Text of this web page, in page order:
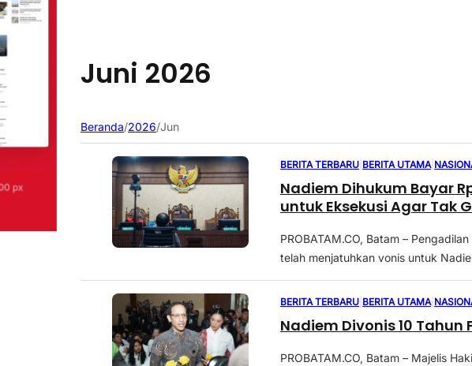
Juni 2026
Beranda/2026/Jun
BERITA TERBARU BERITA UTAMA
Nadiem Dihukum Bayar
untuk Eksekusi Agar Tak
PROBATAM.CO, Batam –
telah menjatuhkan vonis untuk
BERITA TERBARU BERITA UTAMA
Nadiem Divonis 10 Tahun
PROBATAM.CO, Batam – Majelis